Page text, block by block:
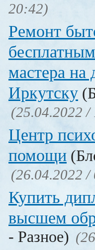
20:42)
Ремонт
мастера на
Иркутску
(25.04.2022 /
Центр
помощи
(26.04.2022 /
Купить
высшем
- Разное)